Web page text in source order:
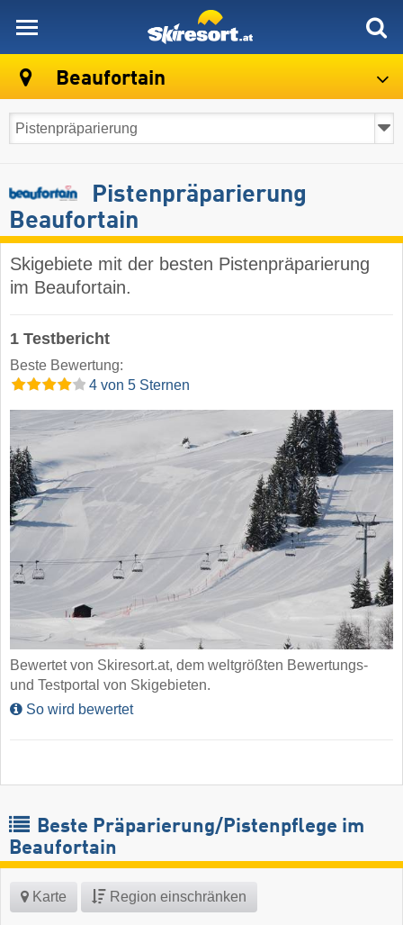
Beaufortain
Pistenpräparierung
Beaufortain
Skigebiete mit der besten Pistenpräparierung
im Beaufortain.
1 Testbericht
Beste Bewertung:
4 von 5 Sternen
Bewertet von Skiresort.at, dem weltgrößten Bewertungs-
und Testportal von Skigebieten.
So wird bewertet
Beste Präparierung/Pistenpflege im
Beaufortain
Karte Region einschränken